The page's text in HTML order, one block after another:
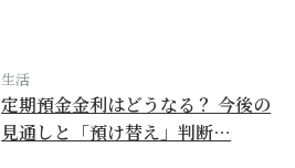
生活
定期預金金利はどうなる？ 今後の
見通しと「預け替え」判断…